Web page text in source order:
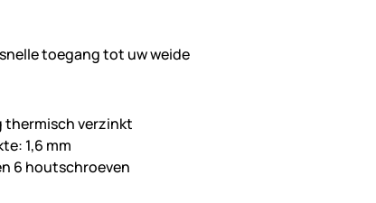
toegang tot uw weide
thermisch verzinkt
1,6 mm
6 houtschroeven